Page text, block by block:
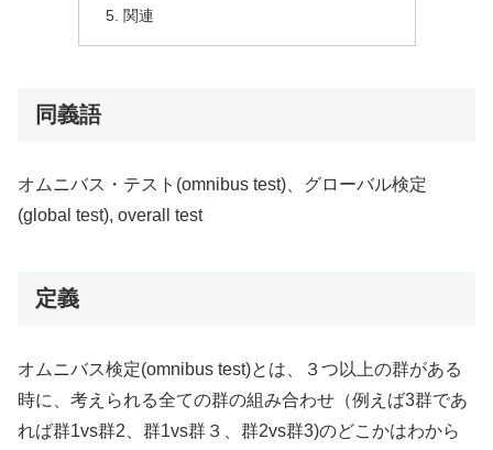
関連
同義語
オムニバス・テスト(omnibus test)、グローバル検定
(global test), overall test
定義
オムニバス検定(omnibus test)とは、３つ以上の群がある
時に、考えられる全ての群の組み合わせ（例えば3群であ
れば群1vs群2、群1vs群３、群2vs群3)のどこかはわから